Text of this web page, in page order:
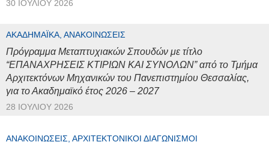
30 ΙΟΥΛΊΟΥ 2026
ΑΚΑΔΗΜΑΪΚΆ, ΑΝΑΚΟΙΝΏΣΕΙΣ
Πρόγραμμα Μεταπτυχιακών Σπουδών με τίτλο
“ΕΠΑΝΑΧΡΗΣΕΙΣ ΚΤΙΡΙΩΝ ΚΑΙ ΣΥΝΟΛΩΝ” από το Τμήμα
Αρχιτεκτόνων Μηχανικών του Πανεπιστημίου Θεσσαλίας,
για το Ακαδημαϊκό έτος 2026 – 2027
28 ΙΟΥΛΊΟΥ 2026
ΑΝΑΚΟΙΝΏΣΕΙΣ, ΑΡΧΙΤΕΚΤΟΝΙΚΟΊ ΔΙΑΓΩΝΙΣΜΟΊ